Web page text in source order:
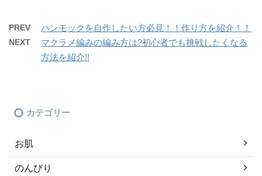
PREV ハンモックを自作したい方必見！！作り方を紹介！！
NEXT
マクラメ編みの編み方は?初心者でも挑戦したくなる
方法を紹介!!
カテゴリー
お肌
のんびり